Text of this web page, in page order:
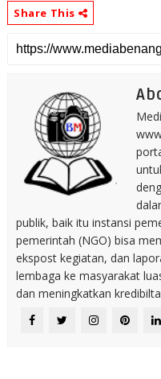
Share This
publik, baik itu instansi
pemerintah (NGO) bisa
ekspost kegiatan, dan
lembaga ke masyarakat
dan meningkatkan